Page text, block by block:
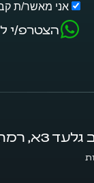
אני מאשר/ת
הצטרפ/י
השרון 4721360